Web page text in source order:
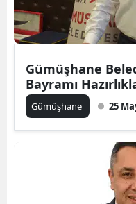
Gümüşhane
Bayramı
Gümüşhane 25